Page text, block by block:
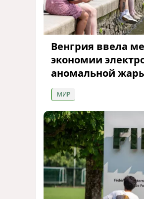
Венгрия ввела
экономии
аномальной
МИР